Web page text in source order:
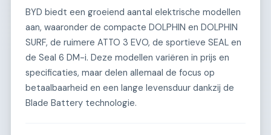
BYD biedt een groeiend aantal elektrische modellen
aan, waaronder de compacte DOLPHIN en DOLPHIN
SURF, de ruimere ATTO 3 EVO, de sportieve SEAL en
de Seal 6 DM-i. Deze modellen variëren in prijs en
specificaties, maar delen allemaal de focus op
betaalbaarheid en een lange levensduur dankzij de
Blade Battery technologie.